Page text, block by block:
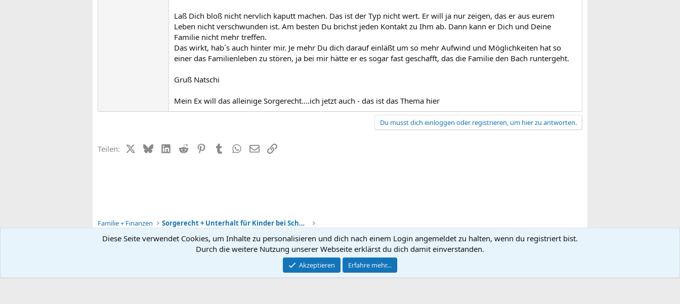
Laß Dich bloß nicht nervlich kaputt machen. Das ist der Typ nicht wert. Er will ja nur zeigen, das er aus eurem
Leben nicht verschwunden ist. Am besten Du brichst jeden Kontakt zu Ihm ab. Dann kann er Dich und Deine
Familie nicht mehr treffen.
Das wirkt, hab´s auch hinter mir. Je mehr Du dich darauf einläßt um so mehr Aufwind und Möglichkeiten hat so
einer das Familienleben zu stören, ja bei mir hätte er es sogar fast geschafft, das die Familie den Bach runtergeht.
Gruß Natschi
Mein Ex will das alleinige Sorgerecht....ich jetzt auch - das ist das Thema hier
Du musst dich einloggen oder registrieren, um hier zu antworten.
Teilen: X (Twitter)
BlueskyLinkedIn
Reddit PinterestTumblrWhatsApp
E-MailLink
Familie + Finanzen Sorgerecht + Unterhalt für Kinder bei Scheidung
Kontakt Nutzungsbedingungen Datenschutz
Community platform by XenForo ® © 2010-2026 XenForo Ltd.
Diese Seite verwendet Cookies, um Inhalte zu personalisieren und dich nach einem Login angemeldet zu halten, wenn du registriert bist.
Durch die weitere Nutzung unserer Webseite erklärst du dich damit einverstanden.
Akzeptieren Erfahre mehr…